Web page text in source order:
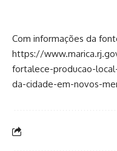
Com informações da
https://
fortalece-producao-
da-cidade-em-novos-